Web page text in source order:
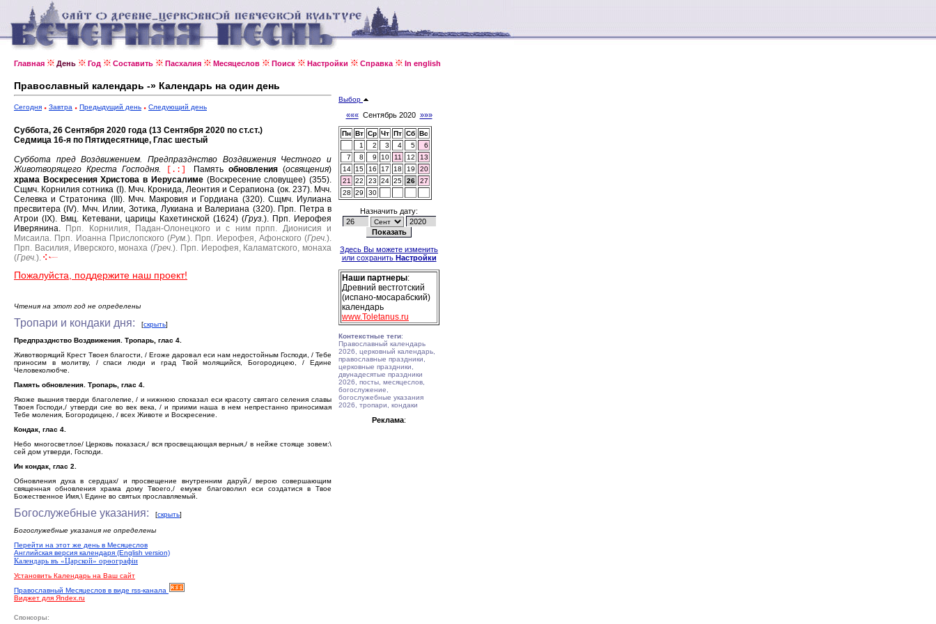
Главная День Год Составить Пасхалия Месяцеслов Поиск Настройки Справка In english
Православный календарь -» Календарь на один день
Сегодня Завтра Предыдущий день Следующий день
Суббота, 26 Сентября 2020 года (13 Сентября 2020 по ст.ст.)
Седмица 16-я по Пятидесятнице, Глас шестый
Суббота пред Воздвижением.
Предпразднство Воздвижения Честного и
Животворящего Креста Господня.
[.:] Память обновления(освящения)
храма Воскресения Христова в Иерусалиме (Воскресение словущее) (355).
Сщмч. Корнилия сотника (I). Мчч. Кронида, Леонтия и Серапиона (ок. 237). Мчч.
Селевка и Стратоника (III). Мчч. Макровия и Гордиана (320). Сщмч. Иулиана
пресвитера (IV). Мчч. Илии, Зотика, Лукиана и Валериана (320). Прп. Петра в
Атрои (IX). Вмц. Кетевани, царицы Кахетинской (1624) (Груз.). Прп. Иерофея
Иверянина.
Прп. Корнилия, Падан-Олонецкого и с ним прпп. Дионисия и
Мисаила. Прп. Иоанна Прислопского (Рум.). Прп. Иерофея, Афонского (Греч.).
Прп. Василия, Иверского, монаха (Греч.). Прп. Иерофея, Каламатского, монаха
(Греч.).
Пожалуйста, поддержите наш проект!
Чтения на этот год не определены
Тропари и кондаки дня: [скрыть]
Предпразднство Воздвижения. Тропарь, глас 4.
Животворящий Крест Твоея благости, / Егоже даровал еси нам недостойным Господи, / Тебе
приносим в молитву, / спаси люди и град Твой молящийся, Богородицею, / Едине
Человеколюбче.
Память обновления. Тропарь, глас 4.
Якоже вышния тверди благолепие, / и нижнюю споказал еси красоту святаго селения славы
Твоея Господи,/ утверди сие во век века, / и приими наша в нем непрестанно приносимая
Тебе моления, Богородицею, / всех Животе и Воскресение.
Кондак, глас 4.
Небо многосветлое/ Церковь показася,/ вся просвещающая верныя,/ в нейже стояще зовем:\
сей дом утверди, Господи.
Ин кондак, глас 2.
Обновления духа в сердцах/ и просвещение внутренним даруй,/ верою совершающим
священная обновления храма дому Твоего,/ емуже благоволил еси создатися в Твое
Божественное Имя,\ Едине во святых прославляемый.
Богослужебные указания: [скрыть]
Богослужебные указания не определены
Перейти на этот же день в Месяцеслов
Английская версия календаря (English version)
Календарь въ «Царской» орѳографiи
Установить Календарь на Ваш сайт
Православный Месяцеслов в виде rss-канала
Виджет для Яndex.ru
Выбор
«««Сентябрь 2020 »»»
Пн Вт Ср Чт Пт Сб Вс
1
2 3 4 5
6
7
8 9 10 11 12
13
14
15 16 17 18 19
20
21
22 23 24 25 26
27
28
29 30
Назначить дату:
Здесь Вы можете изменить
или сохранить Настройки
Наши партнеры:
Древний вестготский
(испано-мосарабский)
календарь
www.Toletanus.ru
Контекстные теги:
Православный календарь
2026, церковный календарь,
православные праздники,
церковные праздники,
двунадесятые праздники
2026, посты, месяцеслов,
богослужение,
богослужебные указания
2026, тропари, кондаки
Реклама:
Спонсоры: